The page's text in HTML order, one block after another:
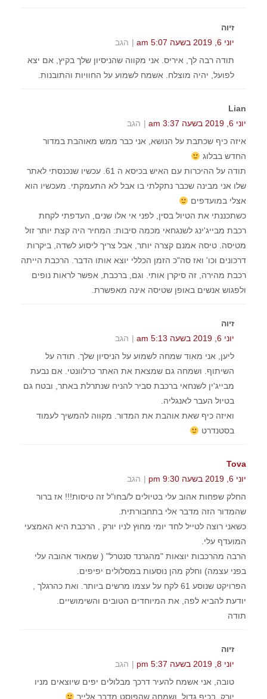
זיוה
יוני 6, 2019 בשעה 5:07 am
הגב
תודה רבה לך, איריס. אני מקווה שהניסיון שלך בקיץ, אם יצא
לפועל, יהיה מוצלח. אשמח לשמוע על החוויות והתובנות.
Lian
יוני 6, 2019 בשעה 3:37 am
הגב
איזה כיף שכתבת על הנושא, אני כבר ממש מאוהבת במדור
החדש בבלוג
תודה על ההיכרות עם האיש בכיסא ה 61. עכשיו שנכנסתי לאתר
שלו אני מבינה שכבר נתקלתי בו אבל לא התעמקתי. מעכשיו הוא
אצלי במועדפים
כשתכננתי את הטיול בסין, לפני אי אלו שנים, העדפתי לקחת
רכבת מבייג'ינג לשנגחאי מכמה סיבות: המחיר היה קצת יותר זול
מטיסה. טיסה אמנם קצרה יותר, אבל צריך ליסוע לשדה, ביקרות
דרכונים וכו' ואז סה"כ הזמן הכללי יוצא אותו הדבר. הרכבת הייתה
רכבת מהירה, זה סיקרן אותי. וגם, ברכבת, אפשר לראות נופים
ולפגוש אנשים באופן שטיסה אינה מאפשרת.
זיוה
יוני 6, 2019 בשעה 5:13 am
הגב
ליען, אני מאוד שמחה לשמוע על הניסיון שלך. תודה על
השיתוף. ושמחה גם שמצאת את האתר כרלוונטי. אם נבעת
מבייג'ין לשנחאי ברכבת סביר להניח שנתרלת באתר, ובטח גם
בטיול העבר לאנגליה.
ואיזה כיף שאת אוהבת את המדור. מקווה להמשיך לעמוד
בסטנדרט
Tova
יוני 6, 2019 בשעה 9:30 pm
הגב
החלק שפחות אהוב עלי בטיולים ל/בחו"ל זה טיסות!!! אז ברור
שהמדור הזה מדבר אלי בתחבורתית.
כשאני רוצה לטייל לחד יומי מחוץ לניו יורק , הרכבת היא האמצעי
המועדף עלי.
הרבה מהרכבות יוצאות "מהגרנד סנטרל" ( שמאוד אהובה עלי
בפני עצמה) וחלק מהן נוסעות במסלולים יפיפים.
הפרויקט שנוסע 61 לקח על עצמו מרשים ביותר. ואת כהרגלך ,
יודעת להביא לפה, את המיוחדים הטובים והשימושיים.
תודה
זיוה
יוני 8, 2019 בשעה 5:37 pm
הגב
טובה, אני אשמח להעיר דרכך מבלולים יפים שיוצאים מניו
יורק. בכיף גדול. ושמחה שהפוסט מדבר אלייך